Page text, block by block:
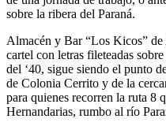
sobre la ribera del Paraná.
Almacén y Bar “Los Kicos”
cartel con letras fileteadas
del ‘40, sigue siendo el punto
de Colonia Cerrito y de la
para quienes recorren la ruta 8
Hernandarias, rumbo al río